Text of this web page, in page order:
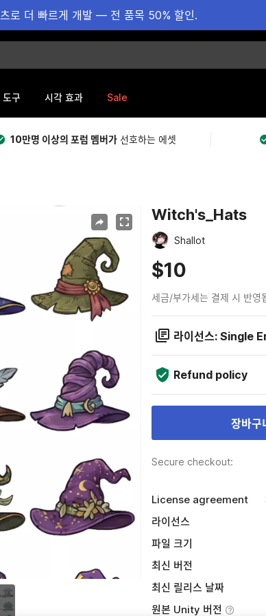
츠로 더 빠르게 개발 — 전 품목 50% 할인.
도구 시각 효과 Sale
10만명 이상의 포럼 멤버가 선호하는 에셋
Witch's_Hats
Shallot
$10
세금/부가세는 결제 시 반영
라이선스: Single
Refund policy
장바구
Secure checkout:
License agreement
라이선스
파일 크기
최신 버전
최신 릴리스 날짜
원본 Unity 버전